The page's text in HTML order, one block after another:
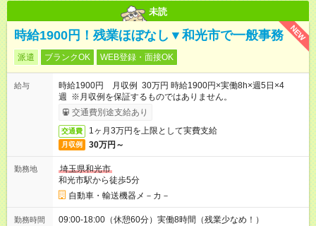
未読
NEW
時給1900円！残業ほぼなし▼和光市で一般事務
派遣 ブランクOK WEB登録・面接OK
給与
時給1900円 月収例 30万円 時給1900円×実働8h×週5日×4
週 ※月収例を保証するものではありません。
交通費別途支給あり
交通費 1ヶ月3万円を上限として実費支給
月収例 30万円～
勤務地
埼玉県和光市
和光市駅から徒歩5分
自動車・輸送機器メ－カ－
勤務時間 09:00-18:00（休憩60分）実働8時間（残業少なめ！）